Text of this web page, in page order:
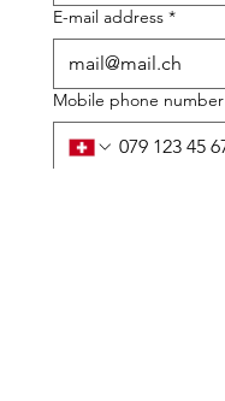
E-mail address *
Mobile phone number